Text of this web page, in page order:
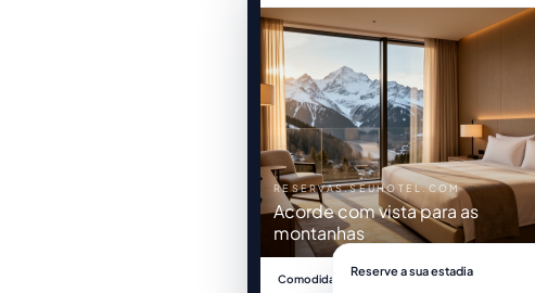
RESERVAS.SEUHOTEL.COM
Acorde com vista para as
montanhas
Comodidades
Reserve a sua estadia